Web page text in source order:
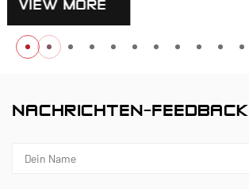
NACHRICHTEN-FEEDBACK